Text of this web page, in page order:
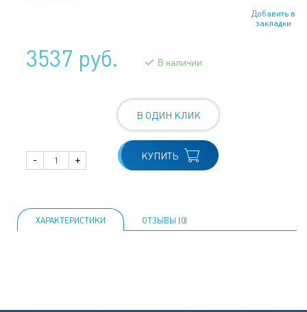
Добавить в
закладки
3537 руб. В наличии
- +
В ОДИН КЛИК
КУПИТЬ
ХАРАКТЕРИСТИКИ ОТЗЫВЫ (0)